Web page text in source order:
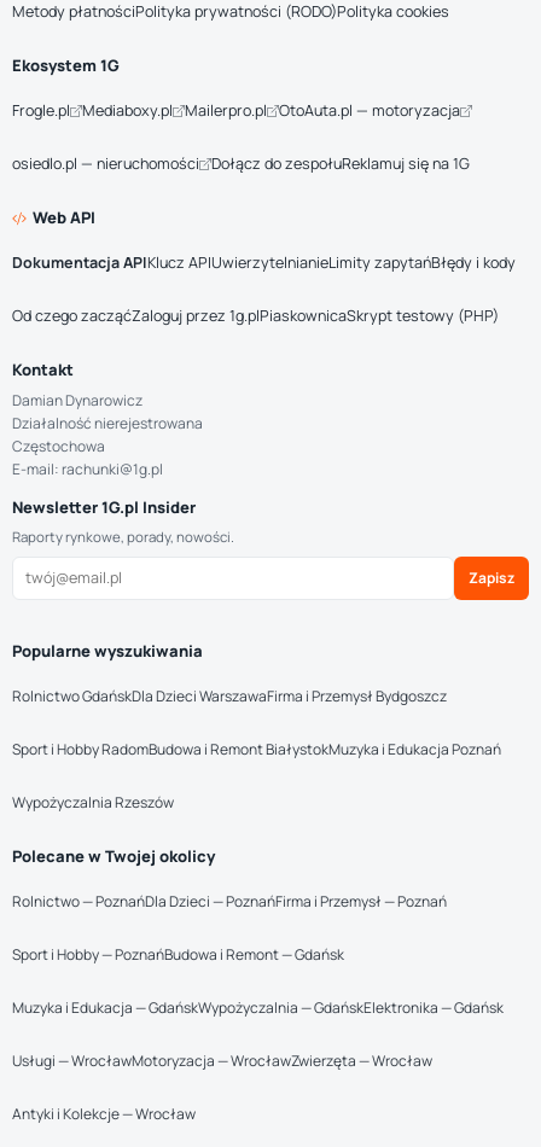
Metody płatnościPolityka prywatności (RODO)Polityka cookies
Ekosystem 1G
Frogle.pl Mediaboxy.pl Mailerpro.pl OtoAuta.pl — motoryzacja
osiedlo.pl — nieruchomości Dołącz do zespołuReklamuj się na 1G
Web API
Dokumentacja APIKlucz APIUwierzytelnianieLimity zapytańBłędy i kody
Od czego zacząćZaloguj przez 1g.plPiaskownicaSkrypt testowy (PHP)
Kontakt
Damian Dynarowicz
Działalność nierejestrowana
Częstochowa
E-mail: rachunki@1g.pl
Newsletter 1G.pl Insider
Raporty rynkowe, porady, nowości.
Zapisz
Popularne wyszukiwania
Rolnictwo GdańskDla Dzieci WarszawaFirma i Przemysł Bydgoszcz
Sport i Hobby RadomBudowa i Remont BiałystokMuzyka i Edukacja Poznań
Wypożyczalnia Rzeszów
Polecane w Twojej okolicy
Rolnictwo — PoznańDla Dzieci — PoznańFirma i Przemysł — Poznań
Sport i Hobby — PoznańBudowa i Remont — Gdańsk
Muzyka i Edukacja — GdańskWypożyczalnia — GdańskElektronika — Gdańsk
Usługi — WrocławMotoryzacja — WrocławZwierzęta — Wrocław
Antyki i Kolekcje — Wrocław